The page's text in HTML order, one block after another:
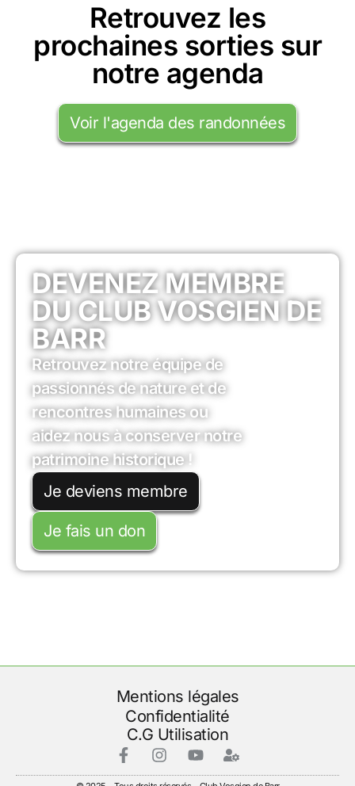
Retrouvez les
prochaines sorties sur
notre agenda
Voir l'agenda des randonnées
DEVENEZ MEMBRE
DU CLUB VOSGIEN DE
BARR
Retrouvez notre équipe de
passionnés de nature et de
rencontres humaines ou
aidez nous à conserver notre
patrimoine historique !
Je deviens membre
Je fais un don
Mentions légales
Confidentialité
C.G Utilisation